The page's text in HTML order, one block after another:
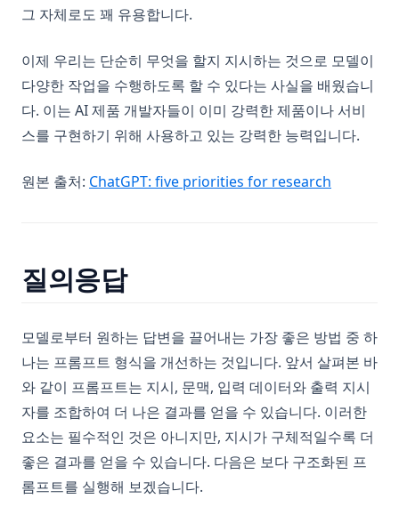
그 자체로도 꽤 유용합니다.
이제 우리는 단순히 무엇을 할지 지시하는 것으로 모델이
다양한 작업을 수행하도록 할 수 있다는 사실을 배웠습니
다. 이는 AI 제품 개발자들이 이미 강력한 제품이나 서비
스를 구현하기 위해 사용하고 있는 강력한 능력입니다.
원본 출처: ChatGPT: five priorities for research
질의응답
모델로부터 원하는 답변을 끌어내는 가장 좋은 방법 중 하
나는 프롬프트 형식을 개선하는 것입니다. 앞서 살펴본 바
와 같이 프롬프트는 지시, 문맥, 입력 데이터와 출력 지시
자를 조합하여 더 나은 결과를 얻을 수 있습니다. 이러한
요소는 필수적인 것은 아니지만, 지시가 구체적일수록 더
좋은 결과를 얻을 수 있습니다. 다음은 보다 구조화된 프
롬프트를 실행해 보겠습니다.